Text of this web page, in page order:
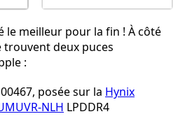
le meilleur pour la fin ! À côté
trouvent deux puces
:
posée sur la Hynix
NLH LPDDR4